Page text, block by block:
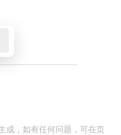
成，如有任何问题，可在页